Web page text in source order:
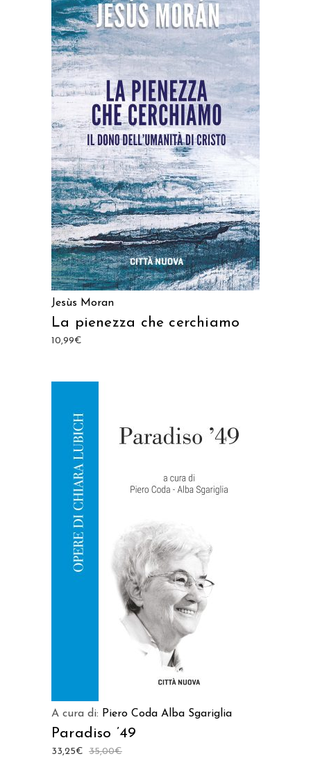
AGGIUNGI AL CARRELLO
Jesùs Moran
La pienezza che cerchiamo
10,99€
AGGIUNGI AL CARRELLO
A cura di: Piero Coda Alba Sgariglia
Paradiso ’49
35,00€
33,25€